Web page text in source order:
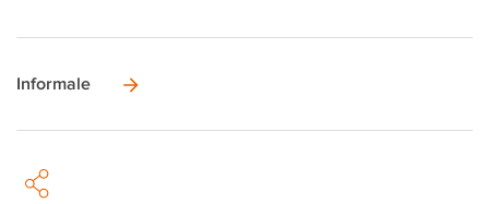
Informale